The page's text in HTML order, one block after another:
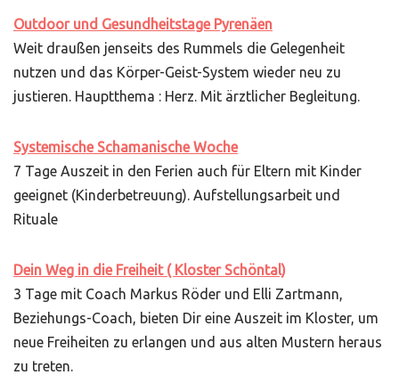
Outdoor und Gesundheitstage Pyrenäen
Weit draußen jenseits des Rummels die Gelegenheit
nutzen und das Körper-Geist-System wieder neu zu
justieren. Hauptthema : Herz. Mit ärztlicher Begleitung.
Systemische Schamanische Woche
7 Tage Auszeit in den Ferien auch für Eltern mit Kinder
geeignet (Kinderbetreuung). Aufstellungsarbeit und
Rituale
Dein Weg in die Freiheit ( Kloster Schöntal)
3 Tage mit Coach Markus Röder und Elli Zartmann,
Beziehungs-Coach, bieten Dir eine Auszeit im Kloster, um
neue Freiheiten zu erlangen und aus alten Mustern heraus
zu treten.